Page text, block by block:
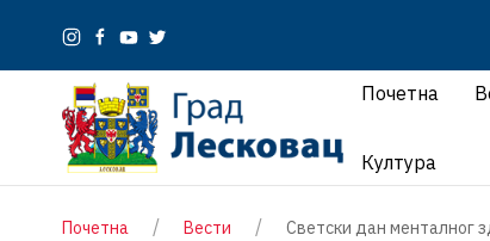
Почетна
Култура
Почетна Вести Светски дан менталног